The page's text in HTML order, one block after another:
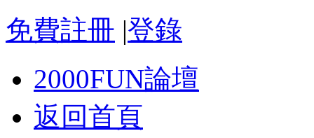
免費註冊 |登錄
2000FUN論壇
返回首頁